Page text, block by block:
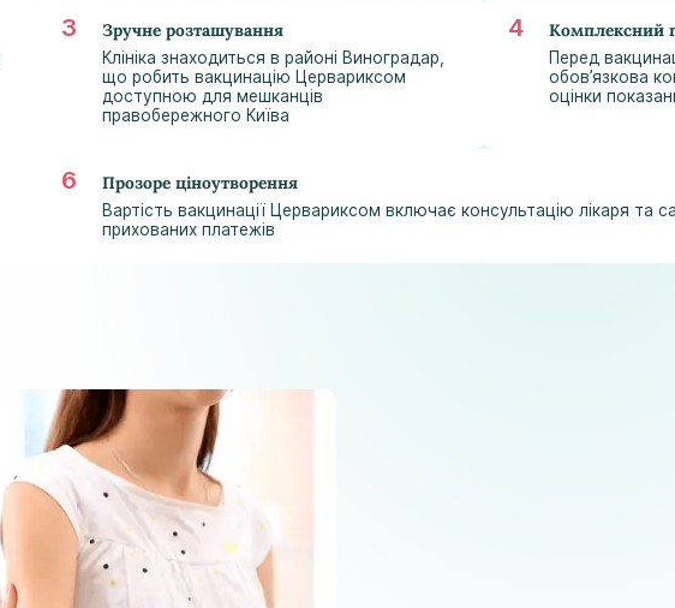
Зручне розташування
Клініка знаходиться в районі Виноградар,
що робить вакцинацію Цервариксом
доступною для мешканців
правобережного Київа
Комплексний
Перед
обов’язкова
оцінки
Прозоре ціноутворення
Вартість вакцинації Цервариксом включає консультацію лікаря та
прихованих платежів